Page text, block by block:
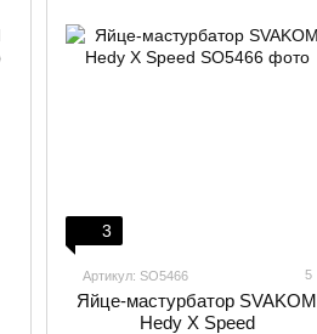
3
Артикул: SO5466 5
Яйце-мастурбатор SVAKOM
Hedy X Speed